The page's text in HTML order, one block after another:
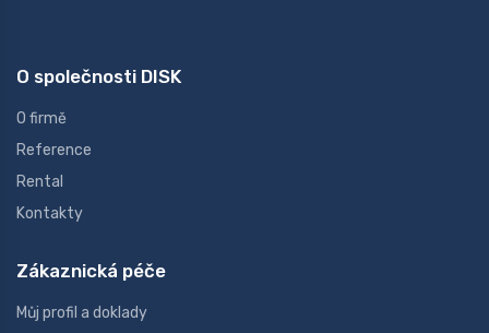
O společnosti DISK
O firmě
Reference
Rental
Kontakty
Zákaznická péče
Můj profil a doklady